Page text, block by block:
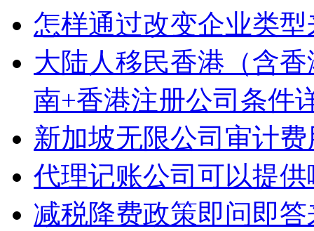
怎样通过改变企业类
大陆人移民香港（含
南+香港注册公司条件
新加坡无限公司审计
代理记账公司可以提
减税降费政策即问即